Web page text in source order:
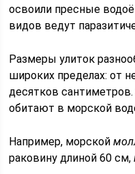
освоили пресные
видов ведут
Размеры улиток
широких пределах: от
десятков
обитают в морской
Например, морской
раковину длиной 60 см,